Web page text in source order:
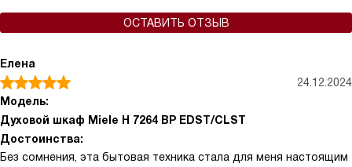
ОСТАВИТЬ ОТЗЫВ
Елена
24.12.2024
Модель:
Духовой шкаф Miele H 7264 BP EDST/CLST
Достоинства:
Без сомнения, эта бытовая техника стала для меня настоящим